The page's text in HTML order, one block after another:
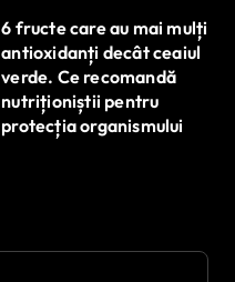
6 fructe care au mai mulți
antioxidanți decât ceaiul
verde. Ce recomandă
nutriționiștii pentru
protecția organismului